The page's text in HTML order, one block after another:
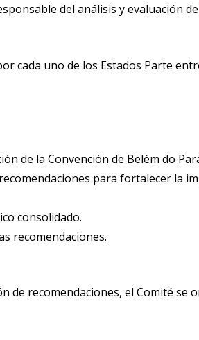
del análisis y evaluación
cada uno de los Estados Parte
de la Convención de Belém do
para fortalecer la
consolidado.
recomendaciones.
de recomendaciones, el Comité se